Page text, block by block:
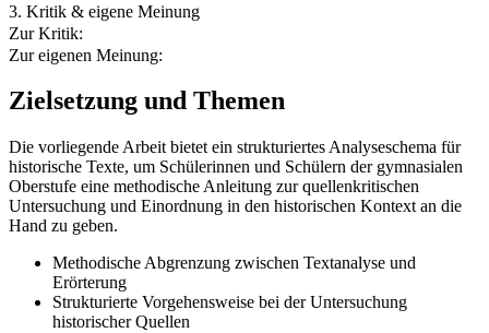
3. Kritik & eigene Meinung
Zur Kritik:
Zur eigenen Meinung:
Zielsetzung und Themen
Die vorliegende Arbeit bietet ein strukturiertes Analyseschema für
historische Texte, um Schülerinnen und Schülern der gymnasialen
Oberstufe eine methodische Anleitung zur quellenkritischen
Untersuchung und Einordnung in den historischen Kontext an die
Hand zu geben.
Methodische Abgrenzung zwischen Textanalyse und
Erörterung
Strukturierte Vorgehensweise bei der Untersuchung
historischer Quellen